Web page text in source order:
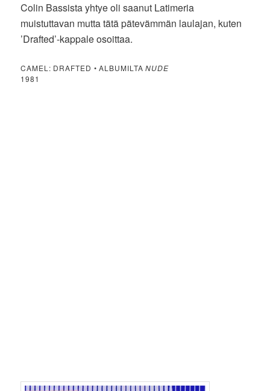
Colin Bassista yhtye oli saanut Latimeria
muistuttavan mutta tätä pätevämmän laulajan, kuten
’Drafted’-kappale osoittaa.
CAMEL: DRAFTED • ALBUMILTANUDE
1981